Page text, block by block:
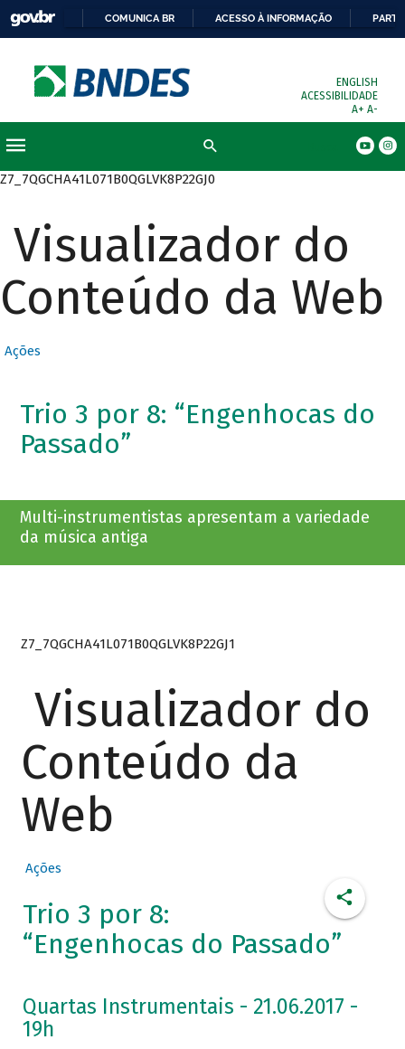
COMUNICA BR ACESSO À INFORMAÇÃO
ENGLISH
ACESSIBILIDADE
A+ A-
Z7_7QGCHA41L071B0QGLVK8P22GJ0
Visualizador do
Conteúdo da Web
Ações
Trio 3 por 8: “Engenhocas do
Passado”
Multi-instrumentistas apresentam a variedade
da música antiga
Z7_7QGCHA41L071B0QGLVK8P22GJ1
Visualizador do
Conteúdo da
Web
Ações
Trio 3 por 8:
“Engenhocas do Passado”
Quartas Instrumentais - 21.06.2017 -
19h